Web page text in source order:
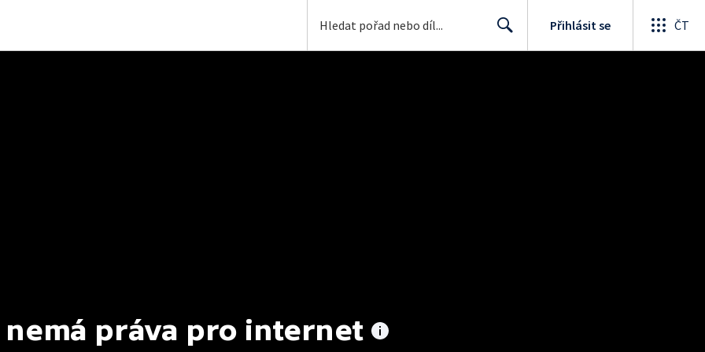
Přihlásit se ČT
nemá práva pro internet